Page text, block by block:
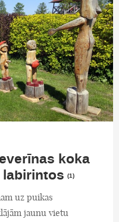
koka
(1)
uz puikas
jaunu vietu